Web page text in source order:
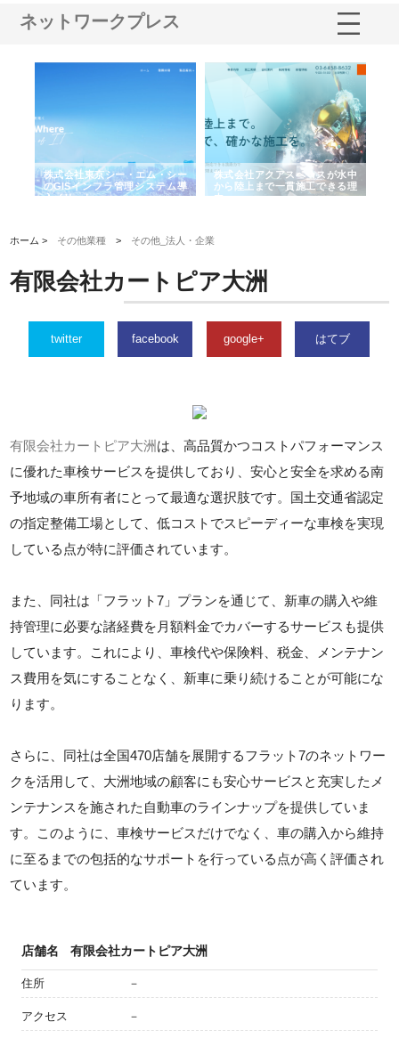
ネットワークプレス
株式会社東京シー・エム・シー
のGISインフラ管理システム導
入メリット
株式会社アクアスペースが水中
から陸上まで一貫施工できる理
由
ホーム > その他業種 > その他_法人・企業
有限会社カートピア大洲
twitter facebook google+ はてブ
有限会社カートピア大洲 は、高品質かつコストパフォーマンス
に優れた車検サービスを提供しており、安心と安全を求める南
予地域の車所有者にとって最適な選択肢です。国土交通省認定
の指定整備工場として、低コストでスピーディーな車検を実現
している点が特に評価されています。
また、同社は「フラット7」プランを通じて、新車の購入や維
持管理に必要な諸経費を月額料金でカバーするサービスも提供
しています。これにより、車検代や保険料、税金、メンテナン
ス費用を気にすることなく、新車に乗り続けることが可能にな
ります。
さらに、同社は全国470店舗を展開するフラット7のネットワー
クを活用して、大洲地域の顧客にも安心サービスと充実したメ
ンテナンスを施された自動車のラインナップを提供していま
す。このように、車検サービスだけでなく、車の購入から維持
に至るまでの包括的なサポートを行っている点が高く評価され
ています。
店舗名 有限会社カートピア大洲
住所 －
アクセス －